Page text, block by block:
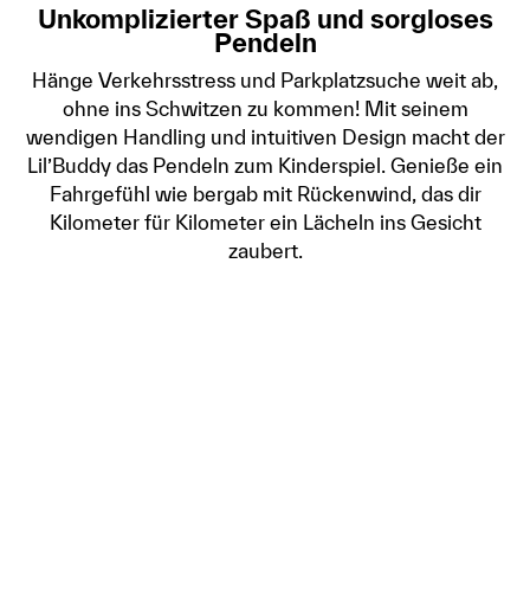
Unkomplizierter Spaß und sorgloses
Pendeln
Hänge Verkehrsstress und Parkplatzsuche weit ab,
ohne ins Schwitzen zu kommen! Mit seinem
wendigen Handling und intuitiven Design macht der
Lil’Buddy das Pendeln zum Kinderspiel. Genieße ein
Fahrgefühl wie bergab mit Rückenwind, das dir
Kilometer für Kilometer ein Lächeln ins Gesicht
zaubert.